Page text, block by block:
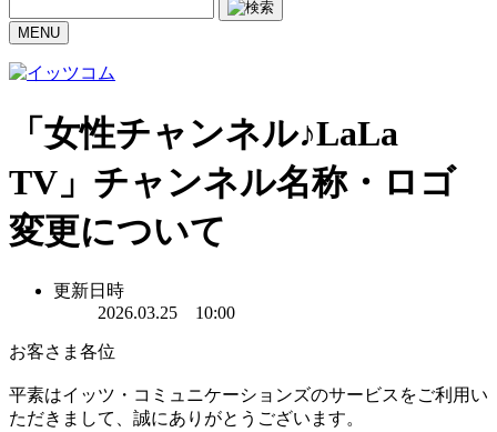
MENU
「女性チャンネル♪LaLa
TV」チャンネル名称・ロゴ
変更について
更新日時
2026.03.25 10:00
お客さま各位
平素はイッツ・コミュニケーションズのサービスをご利用い
ただきまして、誠にありがとうございます。